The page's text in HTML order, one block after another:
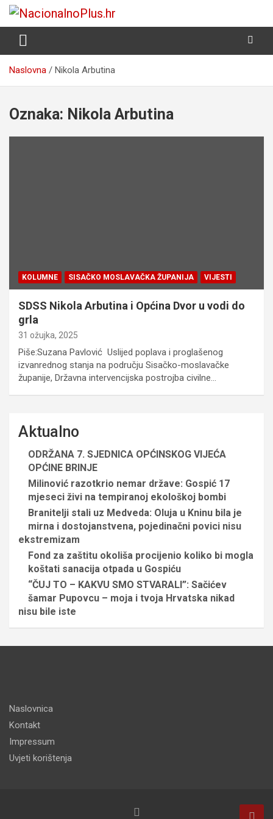
Skip
NacionalnoPlus.hr
Nacija želi znati više
Naslovna Nikola Arbutina
Oznaka: Nikola Arbutina
KOLUMNE SISAČKO MOSLAVAČKA ŽUPANIJA VIJESTI
SDSS Nikola Arbutina i Općina Dvor u vodi do
grla
31 ožujka, 2025
Piše:Suzana Pavlović Uslijed poplava i proglašenog
izvanrednog stanja na području Sisačko-moslavačke
županije, Državna intervencijska postrojba civilne…
Aktualno
ODRŽANA 7. SJEDNICA OPĆINSKOG VIJEĆA
OPĆINE BRINJE
Milinović razotkrio nemar države: Gospić 17
mjeseci živi na tempiranoj ekološkoj bombi
Branitelji stali uz Medveda: Oluja u Kninu bila je
mirna i dostojanstvena, pojedinačni povici nisu
ekstremizam
Fond za zaštitu okoliša procijenio koliko bi mogla
koštati sanacija otpada u Gospiću
“ČUJ TO – KAKVU SMO STVARALI”: Sačićev
šamar Pupovcu – moja i tvoja Hrvatska nikad
nisu bile iste
Naslovnica
Kontakt
Impressum
Uvjeti korištenja